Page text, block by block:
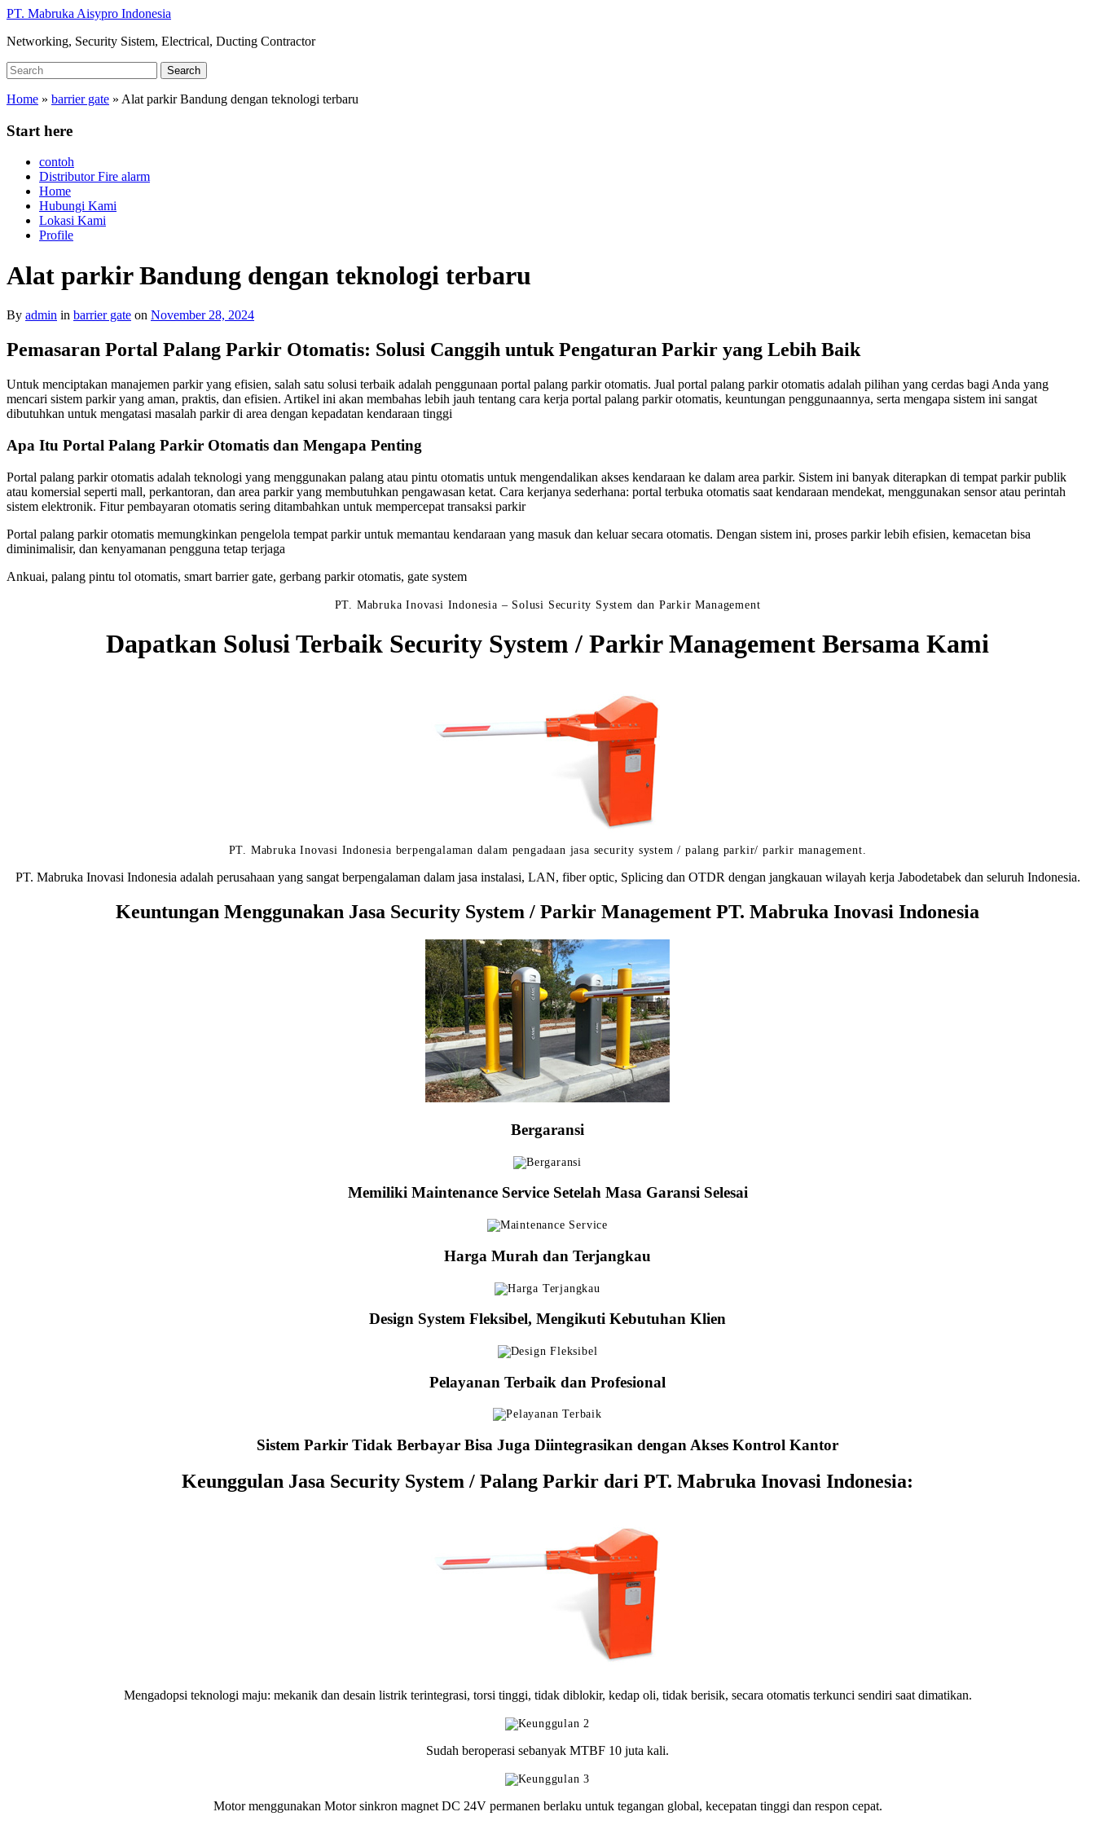
Skip
main
PT. Mabruka Aisypro Indonesia
Networking, Security Sistem, Electrical, Ducting Contractor
Search
for:
Search
Home » barrier gate » Alat parkir Bandung dengan teknologi terbaru
Start here
contoh
Distributor Fire alarm
Home
Hubungi Kami
Lokasi Kami
Profile
Alat parkir Bandung dengan teknologi terbaru
By admin in barrier gate on November 28, 2024
Pemasaran Portal Palang Parkir Otomatis: Solusi Canggih untuk Pengaturan Parkir yang Lebih Baik
Untuk menciptakan manajemen parkir yang efisien, salah satu solusi terbaik adalah penggunaan portal palang parkir otomatis. Jual portal palang parkir otomatis adalah pilihan yang cerdas bagi Anda yang
mencari sistem parkir yang aman, praktis, dan efisien. Artikel ini akan membahas lebih jauh tentang cara kerja portal palang parkir otomatis, keuntungan penggunaannya, serta mengapa sistem ini sangat
dibutuhkan untuk mengatasi masalah parkir di area dengan kepadatan kendaraan tinggi
Apa Itu Portal Palang Parkir Otomatis dan Mengapa Penting
Portal palang parkir otomatis adalah teknologi yang menggunakan palang atau pintu otomatis untuk mengendalikan akses kendaraan ke dalam area parkir. Sistem ini banyak diterapkan di tempat parkir publik
atau komersial seperti mall, perkantoran, dan area parkir yang membutuhkan pengawasan ketat. Cara kerjanya sederhana: portal terbuka otomatis saat kendaraan mendekat, menggunakan sensor atau perintah
sistem elektronik. Fitur pembayaran otomatis sering ditambahkan untuk mempercepat transaksi parkir
Portal palang parkir otomatis memungkinkan pengelola tempat parkir untuk memantau kendaraan yang masuk dan keluar secara otomatis. Dengan sistem ini, proses parkir lebih efisien, kemacetan bisa
diminimalisir, dan kenyamanan pengguna tetap terjaga
Ankuai, palang pintu tol otomatis, smart barrier gate, gerbang parkir otomatis, gate system
PT. Mabruka Inovasi Indonesia – Solusi Security System dan Parkir Management
Dapatkan Solusi Terbaik Security System / Parkir Management Bersama Kami
PT. Mabruka Inovasi Indonesia berpengalaman dalam pengadaan jasa security system / palang parkir/ parkir management.
PT. Mabruka Inovasi Indonesia adalah perusahaan yang sangat berpengalaman dalam jasa instalasi, LAN, fiber optic, Splicing dan OTDR dengan jangkauan wilayah kerja Jabodetabek dan seluruh Indonesia.
Keuntungan Menggunakan Jasa Security System / Parkir Management PT. Mabruka Inovasi Indonesia
Bergaransi
Memiliki Maintenance Service Setelah Masa Garansi Selesai
Harga Murah dan Terjangkau
Design System Fleksibel, Mengikuti Kebutuhan Klien
Pelayanan Terbaik dan Profesional
Sistem Parkir Tidak Berbayar Bisa Juga Diintegrasikan dengan Akses Kontrol Kantor
Keunggulan Jasa Security System / Palang Parkir dari PT. Mabruka Inovasi Indonesia:
Mengadopsi teknologi maju: mekanik dan desain listrik terintegrasi, torsi tinggi, tidak diblokir, kedap oli, tidak berisik, secara otomatis terkunci sendiri saat dimatikan.
Sudah beroperasi sebanyak MTBF 10 juta kali.
Motor menggunakan Motor sinkron magnet DC 24V permanen berlaku untuk tegangan global, kecepatan tinggi dan respon cepat.